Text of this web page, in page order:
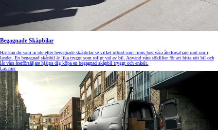
Begagnade Skåpbilar
Här kan du som är ute efter begagnade skåpbilar se vilket utbud som finns hos våra återförsäljare runt om i
landet. En begagnad skåpbil är lika tryggt som roligt val av bil. Använd våra sökfilter för att hitta rätt bil och
låt våra återförsäljare hjälpa dig köpa en begagnad skåpbil tryggt och enkelt.
Läs mer